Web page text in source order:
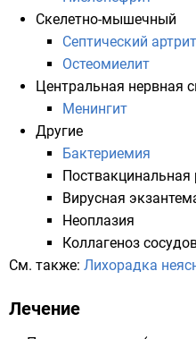
Скелетно-мышечный
Септический артрит
Остеомиелит
Центральная нервная
Менингит
Другие
Бактериемия
Поствакцинальная
Вирусная
Неоплазия
Коллагеноз
См. также: Лихорадка
Лечение